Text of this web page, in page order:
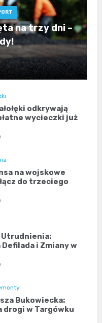
na trzy dni –
odkrywają
wycieczki już
na wojskowe
do trzeciego
Utrudnienia:
i Zmiany w
Bukowiecka:
drogi w Targówku